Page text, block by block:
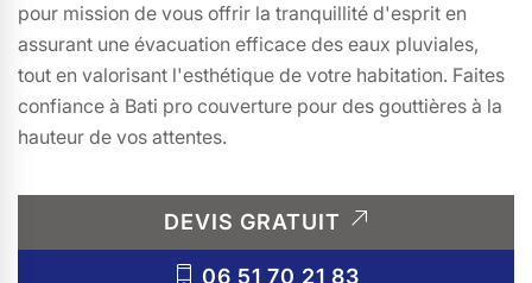
pour mission de vous offrir la tranquillité d'esprit en
assurant une évacuation efficace des eaux pluviales,
tout en valorisant l'esthétique de votre habitation. Faites
confiance à Bati pro couverture pour des gouttières à la
hauteur de vos attentes.
DEVIS GRATUIT
06 51 70 21 83